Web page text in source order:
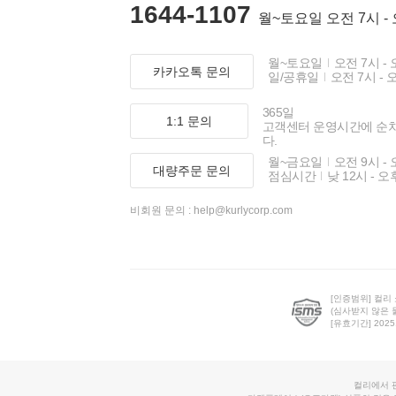
1644-1107 월~토요일 오전 7시 -
카카오톡 문의
월~토요일
오전 7시 -
일/공휴일
오전 7시 -
1:1 문의
365일
고객센터 운영시간에 순
다.
대량주문 문의
월~금요일
오전 9시 -
점심시간
낮 12시 - 오
비회원 문의 : help@kurlycorp.com
[인증범위] 컬리
(심사받지 않은
[유효기간]
컬리에서